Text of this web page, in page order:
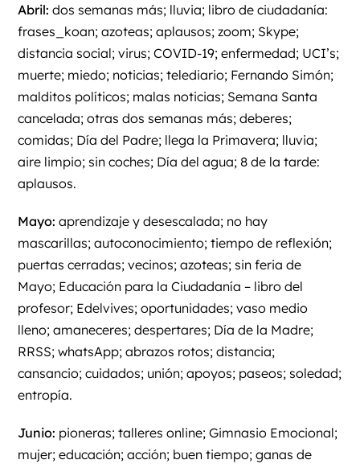
Abril: dos semanas más; lluvia; libro de ciudadanía:
frases_koan; azoteas; aplausos; zoom; Skype;
distancia social; virus; COVID-19; enfermedad; UCI’s;
muerte; miedo; noticias; telediario; Fernando Simón;
malditos políticos; malas noticias; Semana Santa
cancelada; otras dos semanas más; deberes;
comidas; Día del Padre; llega la Primavera; lluvia;
aire limpio; sin coches; Día del agua; 8 de la tarde:
aplausos.
Mayo: aprendizaje y desescalada; no hay
mascarillas; autoconocimiento; tiempo de reflexión;
puertas cerradas; vecinos; azoteas; sin feria de
Mayo; Educación para la Ciudadanía – libro del
profesor; Edelvives; oportunidades; vaso medio
lleno; amaneceres; despertares; Día de la Madre;
RRSS; whatsApp; abrazos rotos; distancia;
cansancio; cuidados; unión; apoyos; paseos; soledad;
entropía.
Junio: pioneras; talleres online; Gimnasio Emocional;
mujer; educación; acción; buen tiempo; ganas de